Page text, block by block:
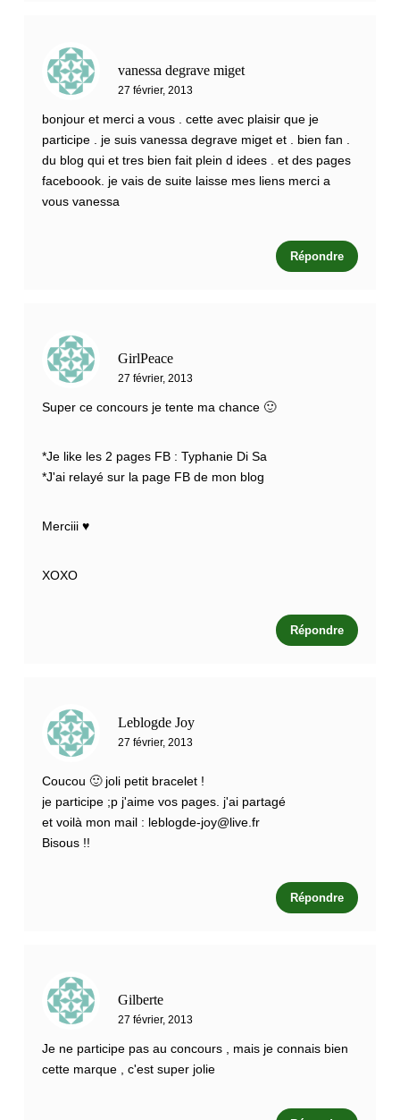
vanessa degrave miget
27 février, 2013
bonjour et merci a vous . cette avec plaisir que je
participe . je suis vanessa degrave miget et . bien fan .
du blog qui et tres bien fait plein d idees . et des pages
faceboook. je vais de suite laisse mes liens merci a
vous vanessa
Répondre
GirlPeace
27 février, 2013
Super ce concours je tente ma chance 🙂
*Je like les 2 pages FB : Typhanie Di Sa
*J'ai relayé sur la page FB de mon blog
Merciii ♥
XOXO
Répondre
Leblogde Joy
27 février, 2013
Coucou 🙂 joli petit bracelet !
je participe ;p j'aime vos pages. j'ai partagé
et voilà mon mail : leblogde-joy@live.fr
Bisous !!
Répondre
Gilberte
27 février, 2013
Je ne participe pas au concours , mais je connais bien
cette marque , c'est super jolie